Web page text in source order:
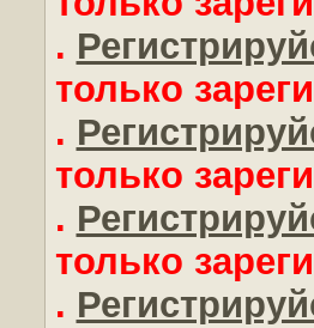
.
только
.
только
.
только
.